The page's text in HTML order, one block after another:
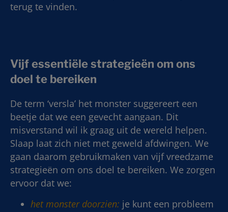
terug te vinden.
Vijf essentiële strategieën om ons
doel te bereiken
De term ‘versla’ het monster suggereert een
beetje dat we een gevecht aangaan. Dit
misverstand wil ik graag uit de wereld helpen.
Slaap laat zich niet met geweld afdwingen. We
gaan daarom gebruikmaken van vijf vreedzame
strategieën om ons doel te bereiken. We zorgen
ervoor dat we:
het monster doorzien: je kunt een probleem